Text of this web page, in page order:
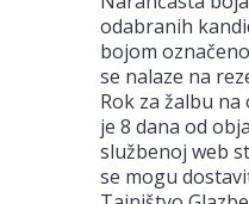
odabranih
bojom
se nalaze na
Rok za žalbu
je 8 dana od
službenoj web
se mogu